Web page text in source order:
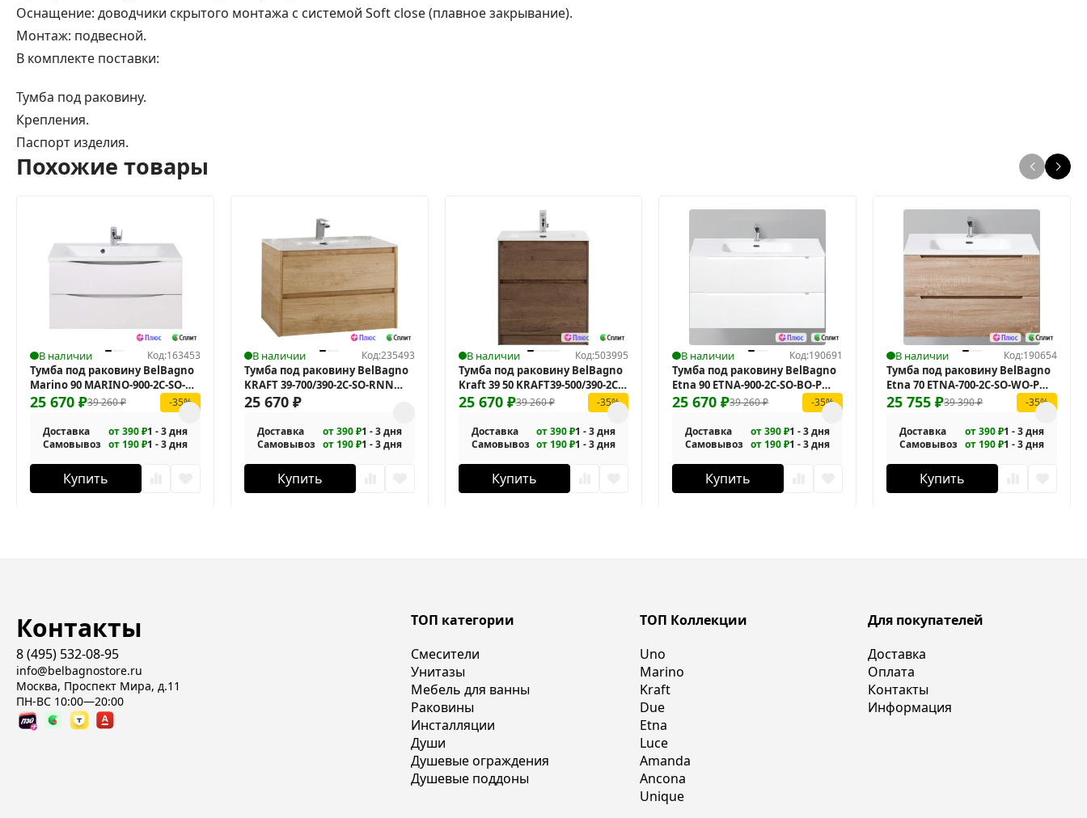
Оснащение: доводчики скрытого монтажа с системой Soft close (плавное закрывание).
Монтаж: подвесной.
В комплекте поставки:
Тумба под раковину.
Крепления.
Паспорт изделия.
Похожие товары
В наличии Код:163453
Тумба под раковину BelBagno
Marino 90 MARINO-900-2C-SO-
BO-P подвесная
39 260₽
25 670 ₽ -35%
Доставка от 390 ₽1 - 3 дня
Самовывоз от 190 ₽1 - 3 дня
Купить
В наличии Код:235493
Тумба под раковину BelBagno
KRAFT 39-700/390-2C-SO-RNN
подвесная
25 670 ₽
Доставка от 390 ₽1 - 3 дня
Самовывоз от 190 ₽1 - 3 дня
Купить
В наличии Код:503995
Тумба под раковину BelBagno
Kraft 39 50 KRAFT39-500/390-2C-
PIA-RT
39 260₽
25 670 ₽ -35%
Доставка от 390 ₽1 - 3 дня
Самовывоз от 190 ₽1 - 3 дня
Купить
В наличии Код:190691
Тумба под раковину BelBagno
Etna 90 ETNA-900-2C-SO-BO-P
подвесная39 260₽
25 670₽ -35%
Доставка от 390 ₽1 - 3 дня
Самовывоз от 190 ₽1 - 3 дня
Купить
В наличии Код:190654
Тумба под раковину BelBagno
Etna 70 ETNA-700-2C-SO-WO-P
подвесная39 390₽
25 755₽ -35%
Доставка от 390 ₽1 - 3 дня
Самовывоз от 190 ₽1 - 3 дня
Купить
Контакты
8 (495) 532-08-95
info@belbagnostore.ru
Москва, Проспект Мира, д.11
ПН-ВС 10:00—20:00
ТОП категории
Смесители
Унитазы
Мебель для ванны
Раковины
Инсталляции
Души
Душевые ограждения
Душевые поддоны
ТОП Коллекции
Uno
Marino
Kraft
Due
Etna
Luce
Amanda
Ancona
Unique
Для покупателей
Доставка
Оплата
Контакты
Информация